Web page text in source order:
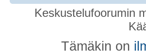
Keskustelufoorumin
Tämäkin on